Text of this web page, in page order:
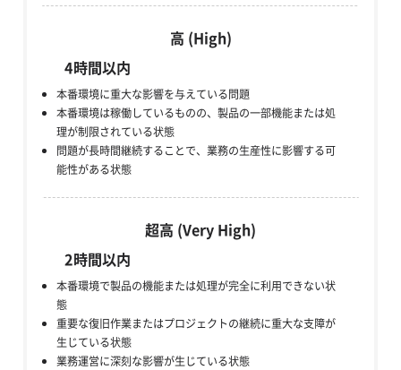
高 (High)
4時間以内
本番環境に重大な影響を与えている問題
本番環境は稼働しているものの、製品の一部機能または処
理が制限されている状態
問題が長時間継続することで、業務の生産性に影響する可
能性がある状態
超高 (Very High)
2時間以内
本番環境で製品の機能または処理が完全に利用できない状
態
重要な復旧作業またはプロジェクトの継続に重大な支障が
生じている状態
業務運営に深刻な影響が生じている状態